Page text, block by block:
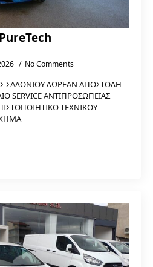
No Comments
ΣΑΛΟΝΙΟΥ ΔΩΡΕΑΝ ΑΠΟΣΤΟΛΗ
SERVICE ΑΝΤΙΠΡΟΣΩΠΕΙΑΣ
ΤΕΧΝΙΚΟΥ